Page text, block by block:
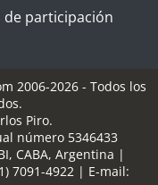
de participación
2006-2026 - Todos los
Piro.
número 5346433
, CABA, Argentina |
7091-4922 | E-mail: